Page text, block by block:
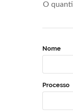
O
Nome
Processo